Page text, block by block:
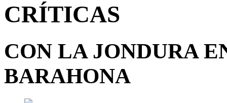
CRÍTICAS
CON LA JONDURA
BARAHONA